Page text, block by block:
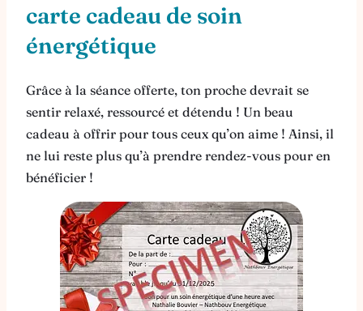
carte cadeau de soin
énergétique
Grâce à la séance offerte, ton proche devrait se
sentir relaxé, ressourcé et détendu ! Un beau
cadeau à offrir pour tous ceux qu’on aime ! Ainsi, il
ne lui reste plus qu’à prendre rendez-vous pour en
bénéficier !